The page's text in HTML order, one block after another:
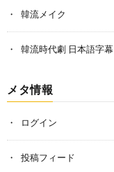
韓流メイク
韓流時代劇 日本語字幕
メタ情報
ログイン
投稿フィード